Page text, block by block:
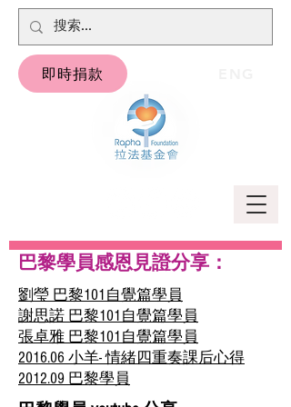
即時捐款
巴黎學員感恩見證分享：
劉瑩 巴黎101自覺篇學員
謝思諾 巴黎101自覺篇學員
張卓雅 巴黎101自覺篇學員
2016.06 小羊- 情緒四重奏課后心得
2012.09 巴黎學員